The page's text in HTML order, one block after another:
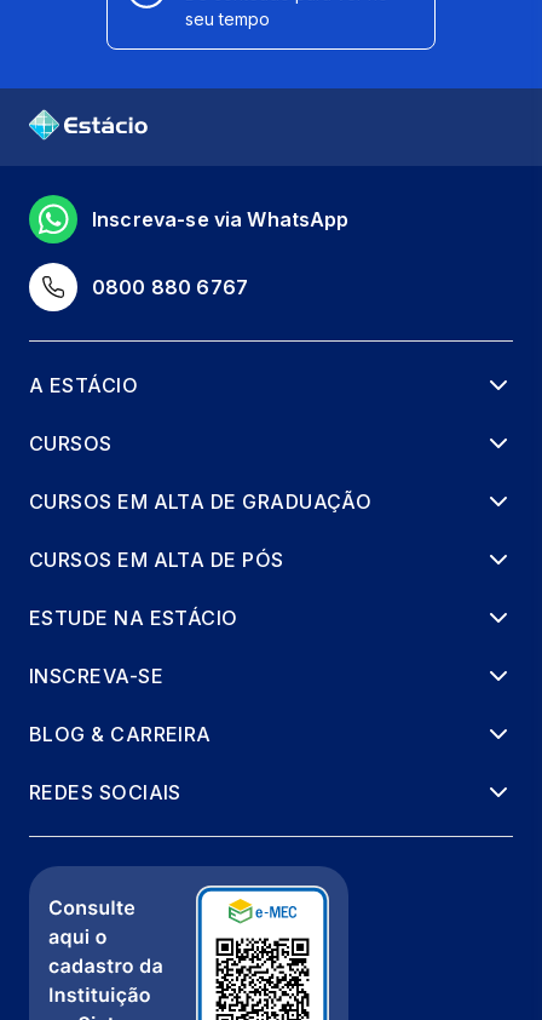
seu tempo
0800 880 6767
Inscreva-se via WhatsApp
A ESTÁCIO
CURSOS
CURSOS EM ALTA DE GRADUAÇÃO
CURSOS EM ALTA DE PÓS
ESTUDE NA ESTÁCIO
INSCREVA-SE
BLOG & CARREIRA
REDES SOCIAIS